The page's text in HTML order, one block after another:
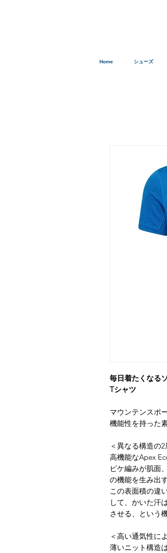
Home シューズ
毎日着たくなる
Tシャツ
マウンテンスポ
機能性を持った
＜異なる構造の
高機能なApex
ピケ編みが肌面
の機能を生み出
この表面積の違
して、かいた汗
させる、という
＜高い通気性に
薄いニット構造